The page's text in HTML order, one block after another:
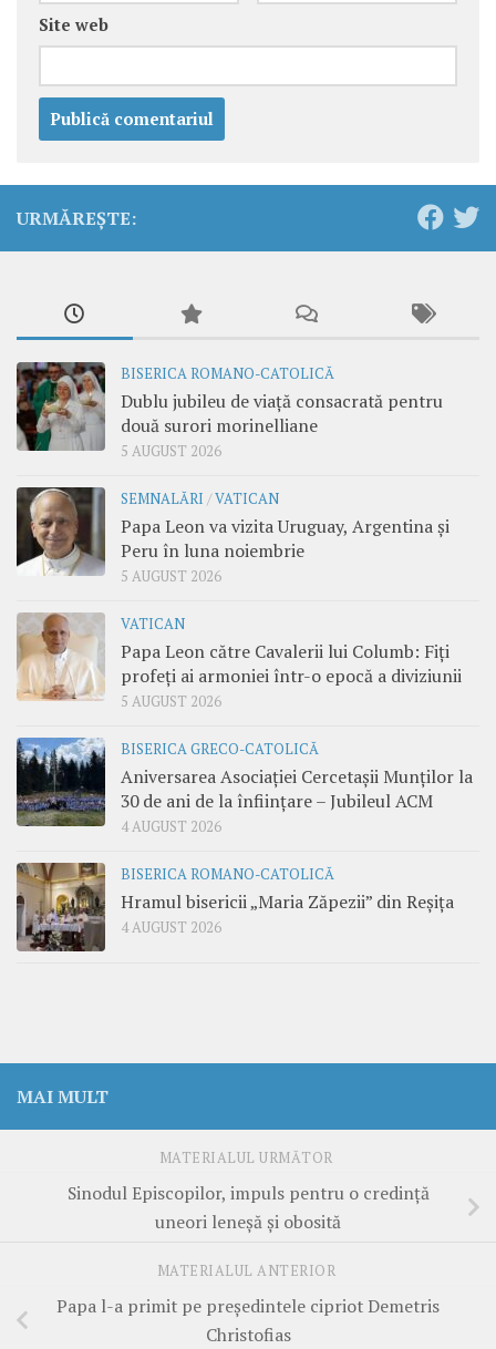
Site web
URMĂREȘTE:
BISERICA ROMANO-CATOLICĂ
Dublu jubileu de viață consacrată pentru
două surori morinelliane
5 AUGUST 2026
SEMNALĂRI /VATICAN
Papa Leon va vizita Uruguay, Argentina și
Peru în luna noiembrie
5 AUGUST 2026
VATICAN
Papa Leon către Cavalerii lui Columb: Fiți
profeți ai armoniei într-o epocă a diviziunii
5 AUGUST 2026
BISERICA GRECO-CATOLICĂ
Aniversarea Asociației Cercetașii Munților la
30 de ani de la înființare – Jubileul ACM
4 AUGUST 2026
BISERICA ROMANO-CATOLICĂ
Hramul bisericii „Maria Zăpezii” din Reșița
4 AUGUST 2026
MAI MULT
MATERIALUL URMĂTOR
Sinodul Episcopilor, impuls pentru o credinţă
uneori leneşă şi obosită
MATERIALUL ANTERIOR
Papa l-a primit pe preşedintele cipriot Demetris
Christofias